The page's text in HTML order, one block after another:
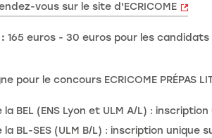
vous sur le site d'ECRICOME
165 euros - 30 euros pour les candidats
pour le concours ECRICOME PRÉPAS
BEL (ENS Lyon et ULM A/L) :
BL-SES (ULM B/L) : inscription unique